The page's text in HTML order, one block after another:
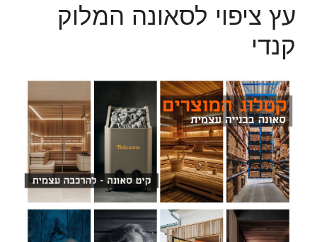
עץ ציפוי לסאונה המלוק
קנדי